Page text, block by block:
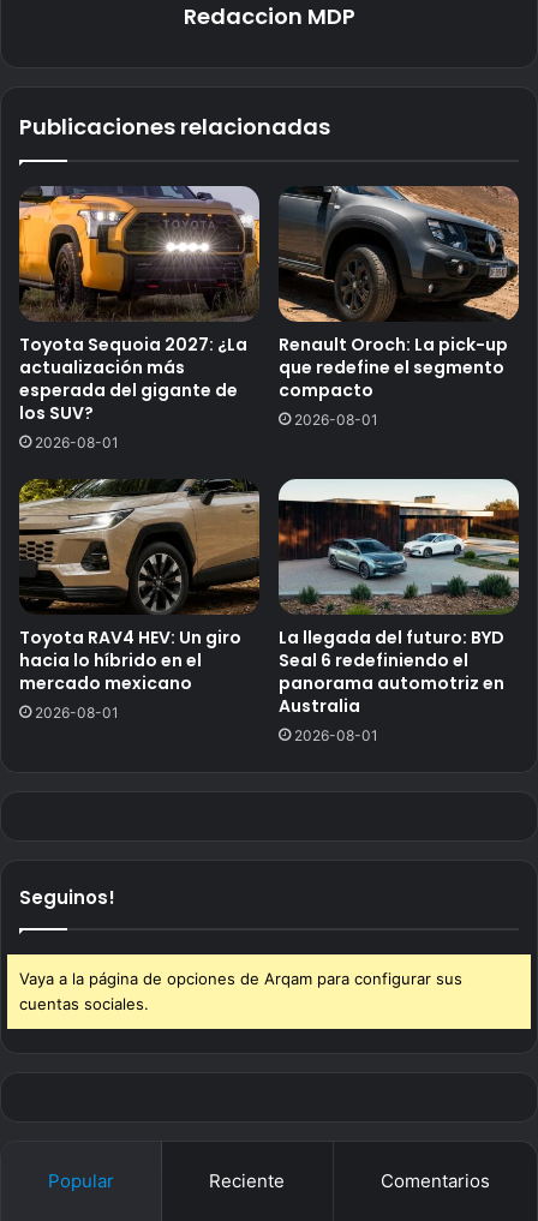
Redaccion MDP
Publicaciones relacionadas
Toyota Sequoia 2027: ¿La
actualización más
esperada del gigante de
los SUV?
2026-08-01
Renault Oroch: La pick-up
que redefine el segmento
compacto
2026-08-01
Toyota RAV4 HEV: Un giro
hacia lo híbrido en el
mercado mexicano
2026-08-01
La llegada del futuro: BYD
Seal 6 redefiniendo el
panorama automotriz en
Australia
2026-08-01
Seguinos!
Vaya a la página de opciones de Arqam para configurar sus
cuentas sociales.
Popular Reciente Comentarios